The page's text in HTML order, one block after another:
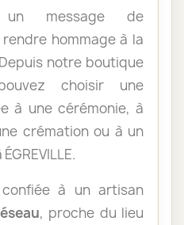
message de
hommage à la
notre boutique
choisir une
à une cérémonie, à
crémation ou à un
à un artisan
, proche du lieu